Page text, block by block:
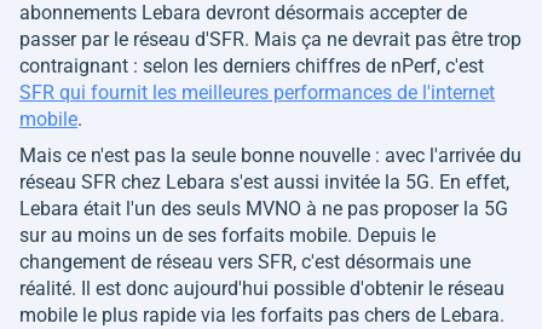
abonnements Lebara devront désormais accepter de
passer par le réseau d'SFR. Mais ça ne devrait pas être trop
contraignant : selon les derniers chiffres de nPerf, c'est
SFR qui fournit les meilleures performances de l'internet
mobile.
Mais ce n'est pas la seule bonne nouvelle : avec l'arrivée du
réseau SFR chez Lebara s'est aussi invitée la 5G. En effet,
Lebara était l'un des seuls MVNO à ne pas proposer la 5G
sur au moins un de ses forfaits mobile. Depuis le
changement de réseau vers SFR, c'est désormais une
réalité. Il est donc aujourd'hui possible d'obtenir le réseau
mobile le plus rapide via les forfaits pas chers de Lebara.